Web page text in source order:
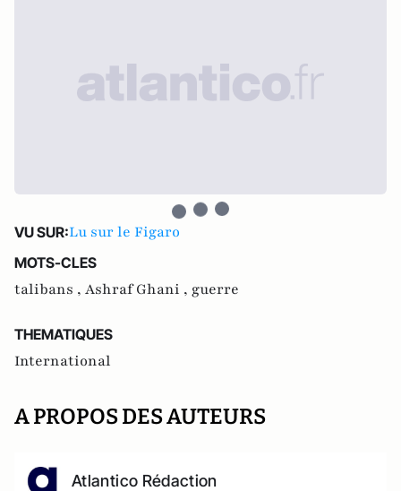
VU SUR:Lu sur le Figaro
MOTS-CLES
talibans , Ashraf Ghani , guerre
THEMATIQUES
International
A PROPOS DES AUTEURS
Atlantico Rédaction